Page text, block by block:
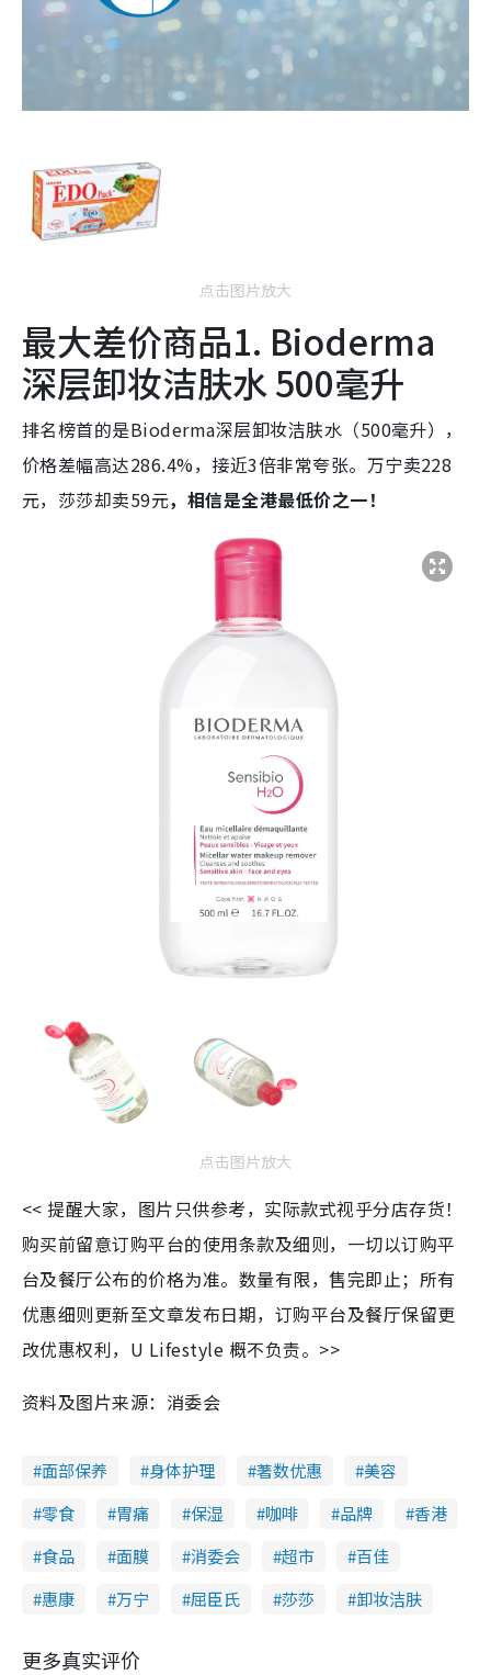
点击图片放大
最大差价商品1. Bioderma
深层卸妆洁肤水 500毫升
排名榜首的是Bioderma深层卸妆洁肤水（500毫升），
价格差幅高达286.4%，接近3倍非常夸张。万宁卖228
元，莎莎却卖59元，相信是全港最低价之一！
点击图片放大
<< 提醒大家，图片只供参考，实际款式视乎分店存货！
购买前留意订购平台的使用条款及细则，一切以订购平
台及餐厅公布的价格为准。数量有限，售完即止；所有
优惠细则更新至文章发布日期，订购平台及餐厅保留更
改优惠权利，U Lifestyle 概不负责。>>
资料及图片来源：消委会
面部保养 身体护理 著数优惠
美容
零食
胃痛 保湿 咖啡 品牌
香港
食品
面膜 消委会 超市
百佳
惠康
万宁 屈臣氏 莎莎 卸妆洁肤
更多真实评价